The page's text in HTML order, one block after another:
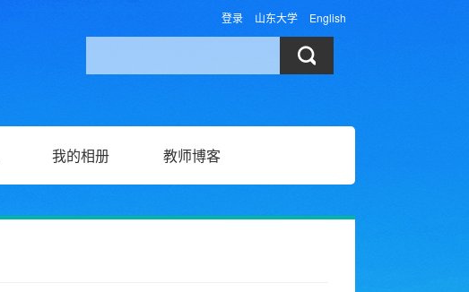
登录 山东大学 English
我的相册 教师博客